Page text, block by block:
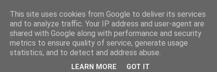
SERIATIM
This site uses cookies from Google to deliver its services
and to analyze traffic. Your IP address and user-agent are
shared with Google along with performance and security
metrics to ensure quality of service, generate usage
statistics, and to detect and address abuse.
LEARN MORE GOT IT